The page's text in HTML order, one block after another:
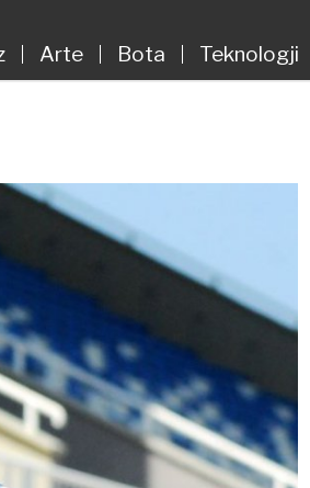
Arte Bota Teknologji